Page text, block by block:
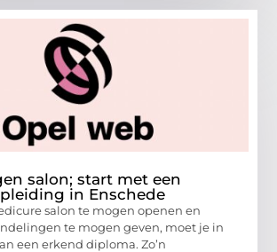
salon; start met een
in Enschede
salon te mogen openen en
te mogen geven, moet je in
een erkend diploma. Zo’n